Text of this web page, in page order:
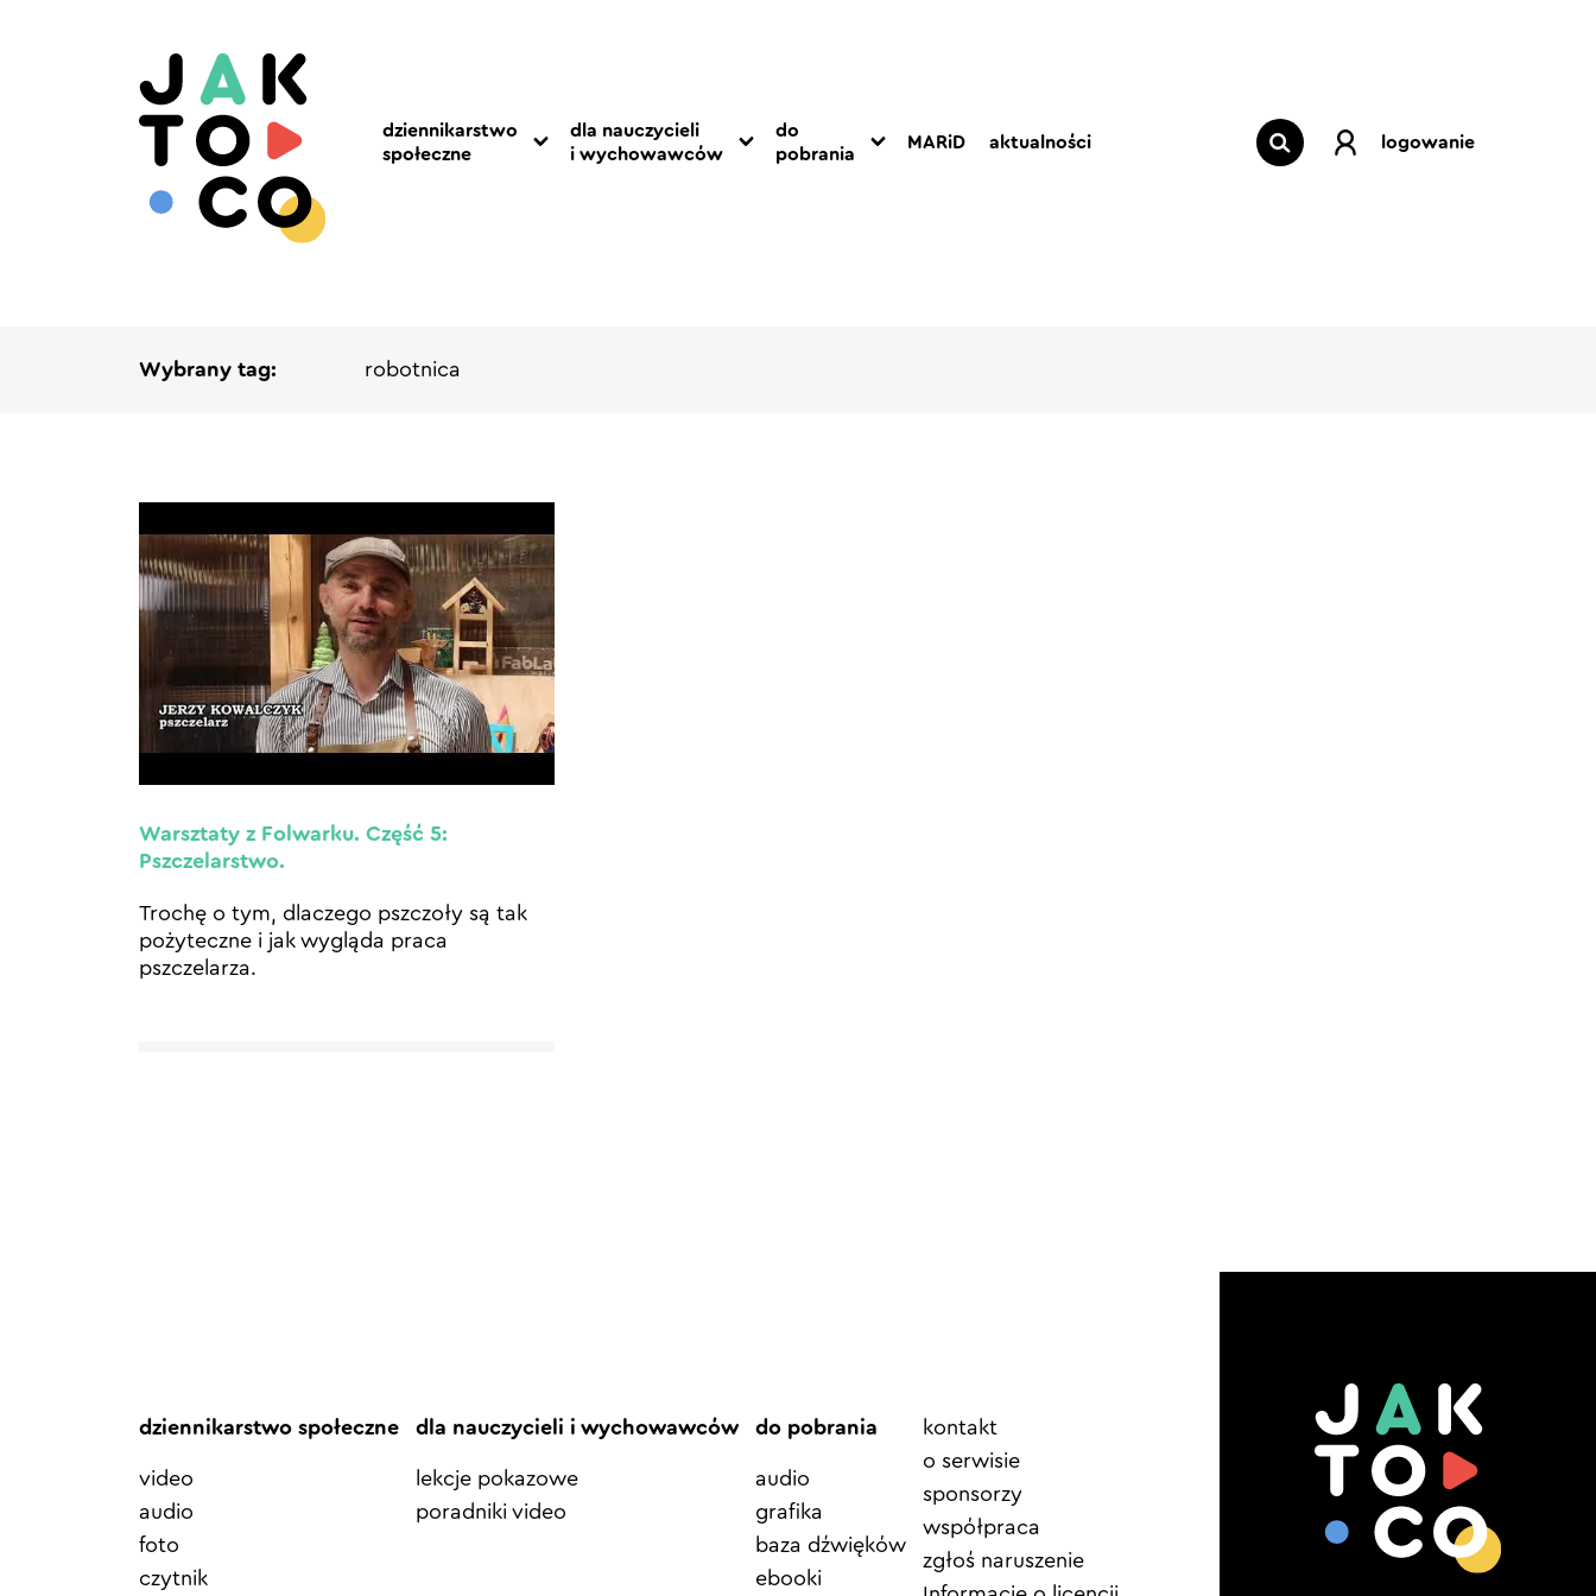
dziennikarstwo
społeczne
dla nauczycieli
i wychowawców
do
pobrania
MARiD aktualności logowanie
Wybrany tag: robotnica
Warsztaty z Folwarku. Część 5:
Pszczelarstwo.
Trochę o tym, dlaczego pszczoły są tak
pożyteczne i jak wygląda praca
pszczelarza.
dziennikarstwo społeczne
video
audio
foto
czytnik
dla nauczycieli i wychowawców
lekcje pokazowe
poradniki video
do pobrania
audio
grafika
baza dźwięków
ebooki
Element
menu
kontakt
o serwisie
sponsorzy
współpraca
zgłoś naruszenie